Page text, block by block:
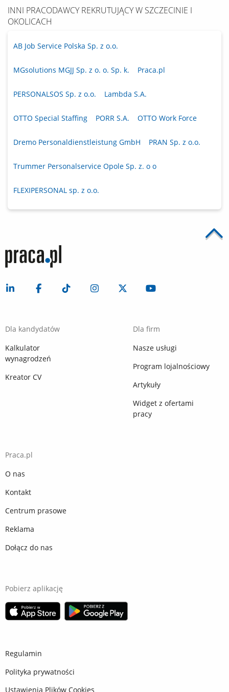
INNI PRACODAWCY REKRUTUJĄCY W SZCZECINIE I
OKOLICACH
AB Job Service Polska Sp. z o.o.
MGsolutions MGJJ Sp. z o. o. Sp. k. Praca.pl
PERSONALSOS Sp. z o.o. Lambda S.A.
OTTO Special Staffing PORR S.A. OTTO Work Force
Dremo Personaldienstleistung GmbH PRAN Sp. z o.o.
Trummer Personalservice Opole Sp. z. o o
FLEXIPERSONAL sp. z o.o.
Dla kandydatów
Kalkulator
wynagrodzeń
Kreator CV
Dla firm
Nasze usługi
Program lojalnościowy
Artykuły
Widget z ofertami
pracy
Praca.pl
O nas
Kontakt
Centrum prasowe
Reklama
Dołącz do nas
Pobierz aplikację
Regulamin
Polityka prywatności
Ustawienia Plików Cookies